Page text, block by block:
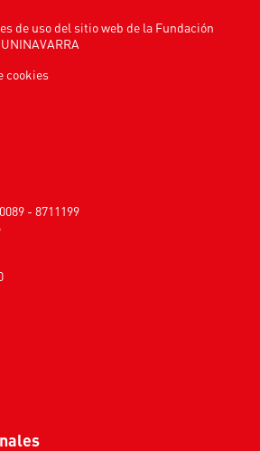
de uso del sitio web de la Fundación
cookies
- 8711199